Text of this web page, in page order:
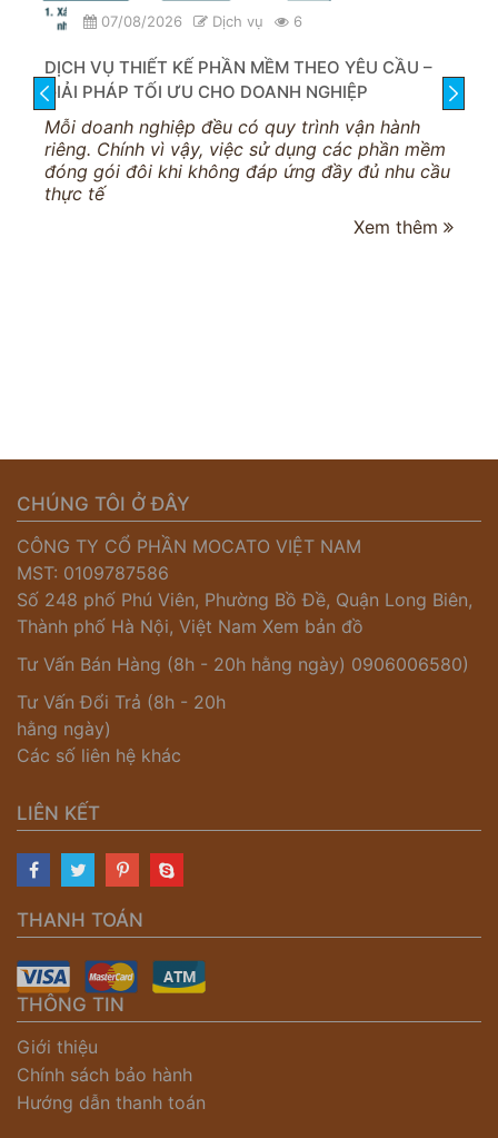
07/08/2026 Dịch vụ 6
DỊCH VỤ THIẾT KẾ PHẦN MỀM THEO YÊU CẦU –
GIẢI PHÁP TỐI ƯU CHO DOANH NGHIỆP
Mỗi doanh nghiệp đều có quy trình vận hành
riêng. Chính vì vậy, việc sử dụng các phần mềm
đóng gói đôi khi không đáp ứng đầy đủ nhu cầu
thực tế
Xem thêm
prev next
CHÚNG TÔI Ở ĐÂY
CÔNG TY CỔ PHẦN MOCATO VIỆT NAM
MST: 0109787586
Số 248 phố Phú Viên, Phường Bồ Đề, Quận Long Biên,
Thành phố Hà Nội, Việt Nam Xem bản đồ
Tư Vấn Bán Hàng (8h - 20h hằng ngày) 0906006580)
Tư Vấn Đổi Trả (8h - 20h
hằng ngày)
Các số liên hệ khác
LIÊN KẾT
THANH TOÁN
THÔNG TIN
Giới thiệu
Chính sách bảo hành
Hướng dẫn thanh toán